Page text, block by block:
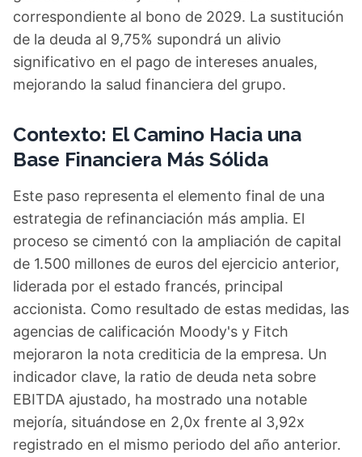
correspondiente al bono de 2029. La sustitución
de la deuda al 9,75% supondrá un alivio
significativo en el pago de intereses anuales,
mejorando la salud financiera del grupo.
Contexto: El Camino Hacia una
Base Financiera Más Sólida
Este paso representa el elemento final de una
estrategia de refinanciación más amplia. El
proceso se cimentó con la ampliación de capital
de 1.500 millones de euros del ejercicio anterior,
liderada por el estado francés, principal
accionista. Como resultado de estas medidas, las
agencias de calificación Moody's y Fitch
mejoraron la nota crediticia de la empresa. Un
indicador clave, la ratio de deuda neta sobre
EBITDA ajustado, ha mostrado una notable
mejoría, situándose en 2,0x frente al 3,92x
registrado en el mismo periodo del año anterior.